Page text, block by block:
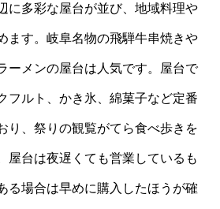
に多彩な屋台が並び、地域料理や
ます。岐阜名物の飛騨牛串焼きや
ーメンの屋台は人気です。屋台で
フルト、かき氷、綿菓子など定番
り、祭りの観覧がてら食べ歩きを
屋台は夜遅くても営業しているも
る場合は早めに購入したほうが確